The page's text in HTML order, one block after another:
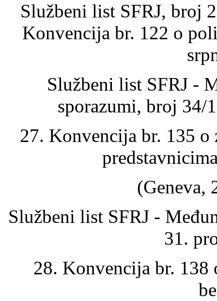
Službeni list SFRJ, broj
Konvencija br. 122 o
Službeni list SFRJ -
sporazumi, broj 34/
27. Konvencija br. 135 o
(Geneva,
Službeni list SFRJ -
31.
28. Konvencija br. 138